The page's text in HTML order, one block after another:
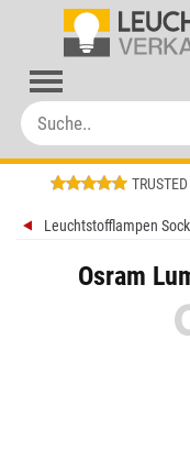
Leuchtstofflampen
Osram